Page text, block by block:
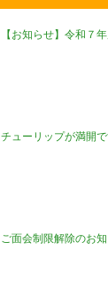
【お知らせ】令和７
チューリップが満開
ご面会制限解除のお